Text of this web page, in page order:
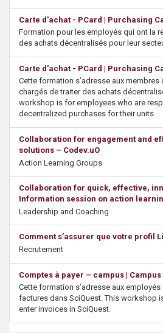
Carte d'achat - PCard | Purchasing
Formation pour les employés qui ont la
des achats décentralisés pour leur
Carte d'achat - PCard | Purchasing
Cette formation s’adresse aux
chargés de traiter des achats
workshop is for employees who are
decentralized purchases for their units.
Collaboration for engagement and
solutions – Codev.uO
Action Learning Groups
Collaboration for quick, effective,
Information session on action
Leadership and Coaching
Comment s’assurer que votre profil
Recrutement
Comptes à payer – campus |
Cette formation s’adresse aux employés
factures dans SciQuest. This workshop
enter invoices in SciQuest.